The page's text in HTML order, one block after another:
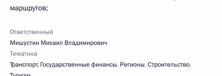
маршрутов;
Ответственный
Мишустин Михаил Владимирович
Тематика
Транспорт, Государственные финансы, Регионы,Строительство,